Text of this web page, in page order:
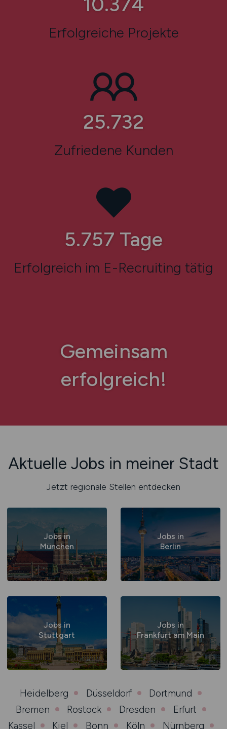
Erfolgreiche Projekte
34.572
Zufriedene Kunden
7.734 Tage
Erfolgreich im E-Recruiting tätig
Gemeinsam
erfolgreich!
Aktuelle Jobs in meiner Stadt
Jetzt regionale Stellen entdecken
Jobs in
München
Jobs in
Berlin
Jobs in
Stuttgart
Jobs in
Frankfurt am Main
Heidelberg Düsseldorf
Dortmund
Bremen
Rostock Dresden
Erfurt
Kassel
Kiel Bonn Köln
Nürnberg